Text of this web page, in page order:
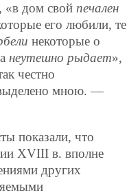
«в дом свой печален
его любили, те
некоторые о
неутешно рыдает»,
честно
мною. —
показали, что
XVIII в. вполне
других